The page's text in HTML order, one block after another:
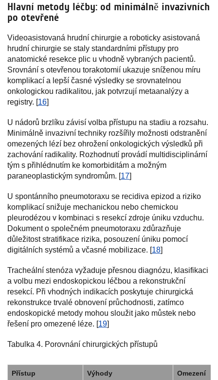
Hlavní metody léčby: od minimálně invazivních
po otevřené
Videoasistovaná hrudní chirurgie a roboticky asistovaná
hrudní chirurgie se staly standardními přístupy pro
anatomické resekce plic u vhodně vybraných pacientů.
Srovnání s otevřenou torakotomií ukazuje sníženou míru
komplikací a lepší časné výsledky se srovnatelnou
onkologickou radikalitou, jak potvrzují metaanalýzy a
registry. [16]
U nádorů brzlíku závisí volba přístupu na stadiu a rozsahu.
Minimálně invazivní techniky rozšířily možnosti odstranění
omezených lézí bez ohrožení onkologických výsledků při
zachování radikality. Rozhodnutí provádí multidisciplinární
tým s přihlédnutím ke komorbiditám a možným
paraneoplastickým syndromům. [17]
U spontánního pneumotoraxu se recidiva epizod a riziko
komplikací snižuje mechanickou nebo chemickou
pleurodézou v kombinaci s resekcí zdroje úniku vzduchu.
Dokument o společném pneumotoraxu zdůrazňuje
důležitost stratifikace rizika, posouzení úniku pomocí
digitálních systémů a včasné mobilizace. [18]
Tracheální stenóza vyžaduje přesnou diagnózu, klasifikaci
a volbu mezi endoskopickou léčbou a rekonstrukční
resekcí. Při vhodných indikacích poskytuje chirurgická
rekonstrukce trvalé obnovení průchodnosti, zatímco
endoskopické metody mohou sloužit jako můstek nebo
řešení pro omezené léze. [19]
Tabulka 4. Porovnání chirurgických přístupů
Přístup Výhody Omezení